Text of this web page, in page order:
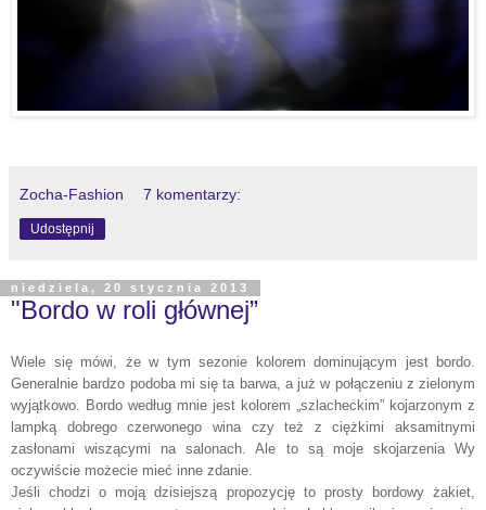
Zocha-Fashion 7 komentarzy:
Udostępnij
niedziela, 20 stycznia 2013
"Bordo w roli głównej”
Wiele się mówi, że w tym sezonie kolorem dominującym jest bordo.
Generalnie bardzo podoba mi się ta barwa, a już w połączeniu z zielonym
wyjątkowo. Bordo według mnie jest kolorem „szlacheckim” kojarzonym z
lampką dobrego czerwonego wina czy też z ciężkimi aksamitnymi
zasłonami wiszącymi na salonach. Ale to są moje skojarzenia Wy
oczywiście możecie mieć inne zdanie.
Jeśli chodzi o moją dzisiejszą propozycję to prosty bordowy żakiet,